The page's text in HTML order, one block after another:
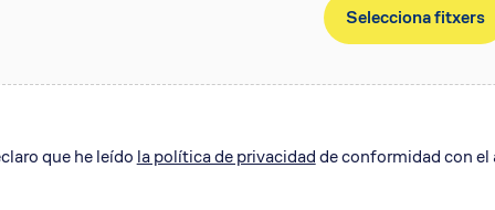
Selecciona fitxers
que he leído la política de privacidadde conformidad con el